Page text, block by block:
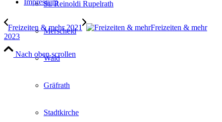
St. Reinoldi Rupelrath
Merscheid
Wald
Gräfrath
Stadtkirche
Freizeiten & mehr 2021
Freizeiten & mehr
2023
Nach oben scrollen